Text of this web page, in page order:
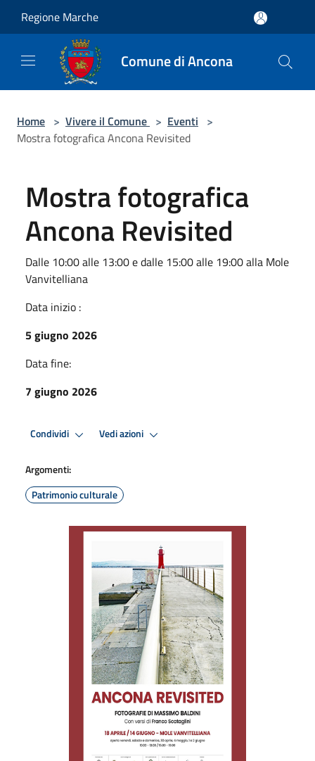
Regione Marche
Comune di Ancona
Home > Vivere il Comune > Eventi >
Mostra fotografica Ancona Revisited
Mostra fotografica
Ancona Revisited
Dalle 10:00 alle 13:00 e dalle 15:00 alle 19:00 alla Mole
Vanvitelliana
Data inizio :
5 giugno 2026
Data fine:
7 giugno 2026
Condividi Vedi azioni
Argomenti:
Patrimonio culturale